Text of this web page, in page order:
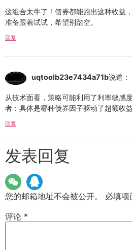
这组合太牛了！债券都能跑出这种收益
准备跟着试试，希望别踏空。
回复
uqtoolb23e7434a71b说道：
从技术面看，策略可能利用了利率敏感
者：具体是哪种债券因子驱动了超额收
回复
发表回复
您的邮箱地址不会被公开。 必填项
评论 *